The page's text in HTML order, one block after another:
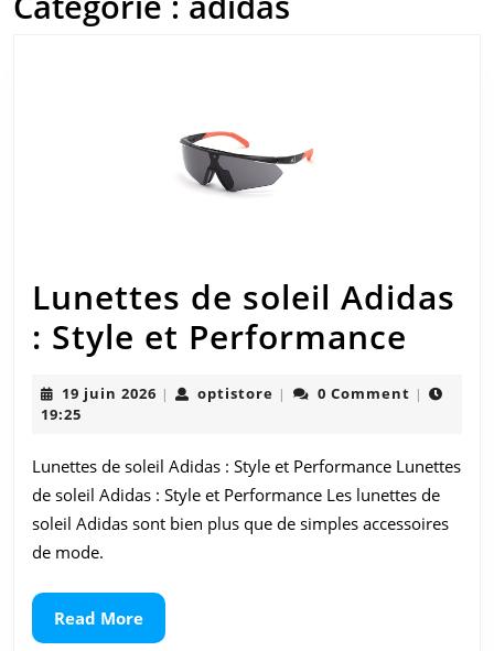
Lunettes de soleil Adidas
: Style et Performance
de
soleil
:
Style
19 juin 2026 19| optistore optistore
| 0 Comment |
19:25
Lunettes de soleil Adidas : Style et Performance Lunettes
de soleil Adidas : Style et Performance Les lunettes de
soleil Adidas sont bien plus que de simples accessoires
de mode.
Read MoreRead
More